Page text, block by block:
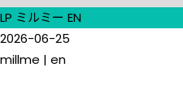
LP ミルミー EN
2026-06-25
millme | en